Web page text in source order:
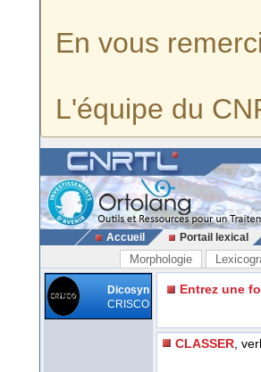
En vous
L'équipe du
Accueil Portail lexical
Morphologie
Dicosyn
CRISCO
Entrez une
CLASSER ,